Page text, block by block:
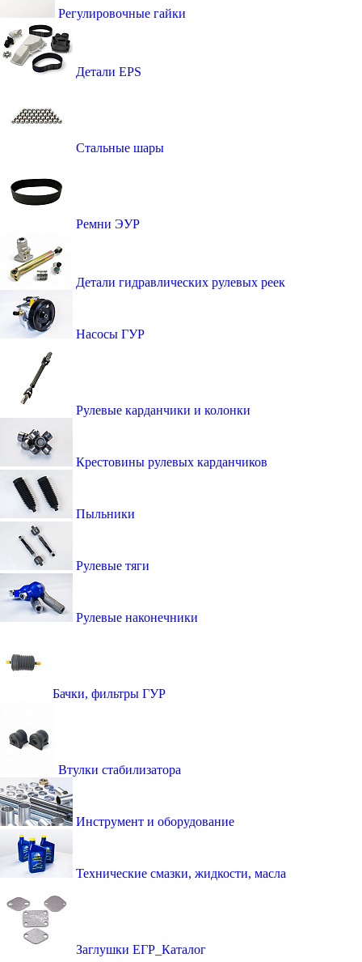
Регулировочные гайки
Детали EPS
Стальные шары
Ремни ЭУР
Детали гидравлических рулевых реек
Насосы ГУР
Рулевые карданчики и колонки
Крестовины рулевых карданчиков
Пыльники
Рулевые тяги
Рулевые наконечники
Бачки, фильтры ГУР
Втулки стабилизатора
Инструмент и оборудование
Технические смазки, жидкости, масла
Заглушки ЕГР_Каталог